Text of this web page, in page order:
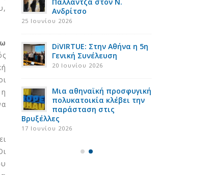
Παλλαντζά στον Ν.
Ανδρίτσο
25 Ιουνίου 2026
DiVIRTUE: Στην Αθήνα η 5η
Γενική Συνέλευση
20 Ιουνίου 2026
Μια αθηναϊκή προσφυγική
πολυκατοικία κλέβει την
παράσταση στις
Βρυξέλλες
17 Ιουνίου 2026